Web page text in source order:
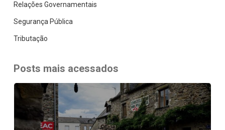
Relações Governamentais
Segurança Pública
Tributação
Posts mais acessados